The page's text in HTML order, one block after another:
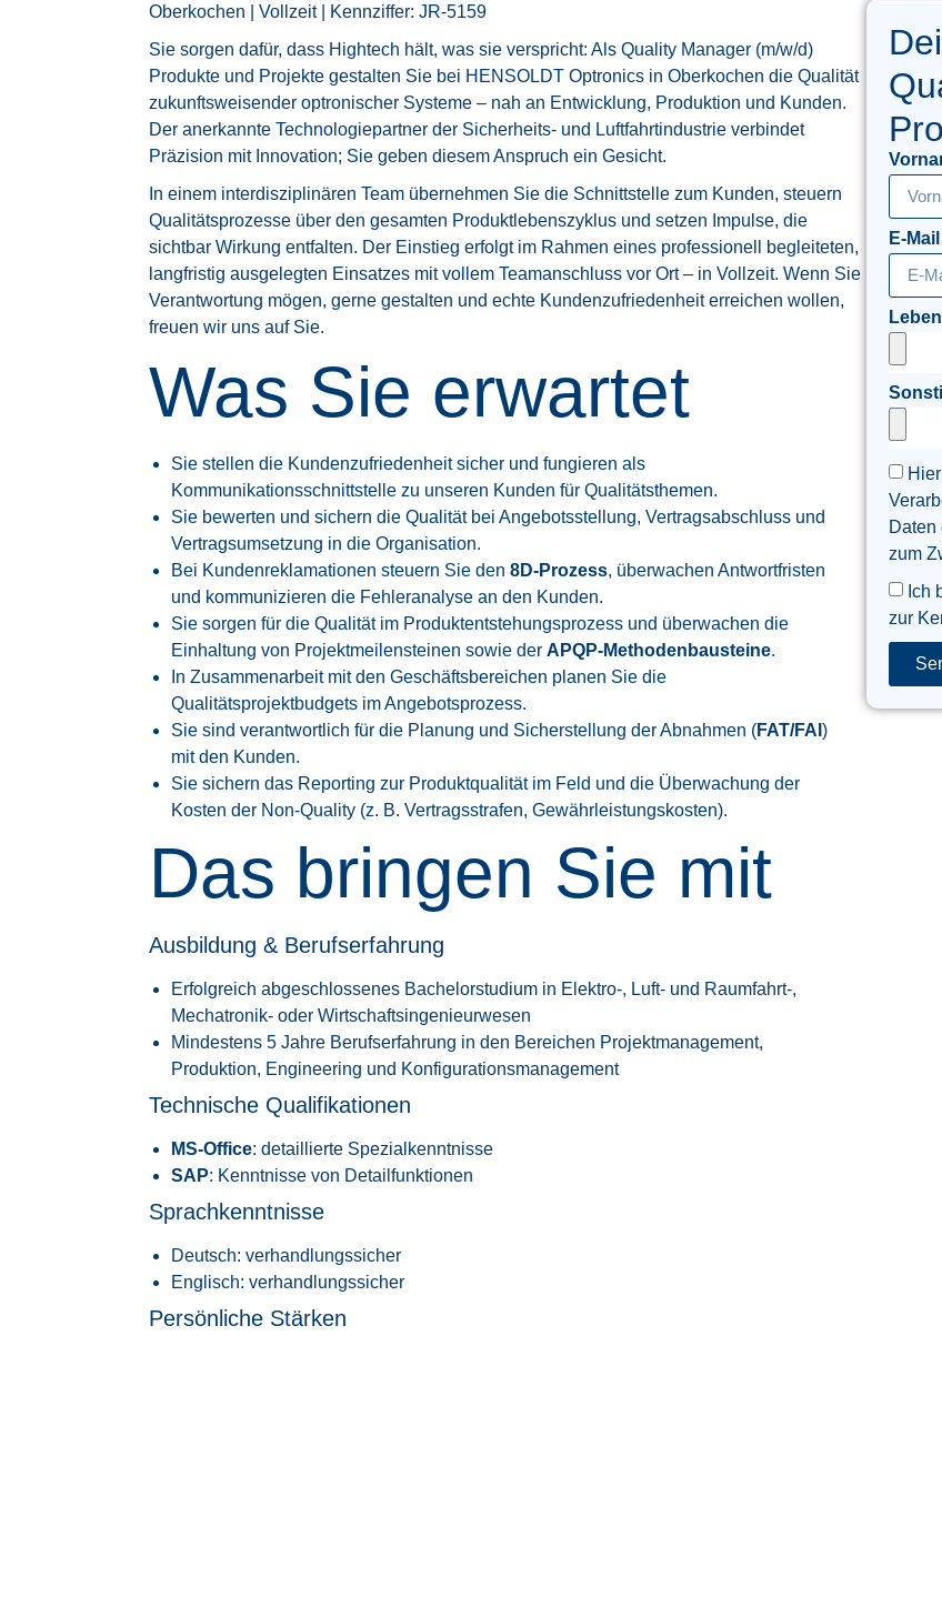
Oberkochen | Vollzeit | Kennziffer: JR-5159
Sie sorgen dafür, dass Hightech hält, was sie verspricht: Als Quality Manager (m/w/d)
Produkte und Projekte gestalten Sie bei HENSOLDT Optronics in Oberkochen die Qualität
zukunftsweisender optronischer Systeme – nah an Entwicklung, Produktion und Kunden.
Der anerkannte Technologiepartner der Sicherheits- und Luftfahrtindustrie verbindet
Präzision mit Innovation; Sie geben diesem Anspruch ein Gesicht.
In einem interdisziplinären Team übernehmen Sie die Schnittstelle zum Kunden, steuern
Qualitätsprozesse über den gesamten Produktlebenszyklus und setzen Impulse, die
sichtbar Wirkung entfalten. Der Einstieg erfolgt im Rahmen eines professionell begleiteten,
langfristig ausgelegten Einsatzes mit vollem Teamanschluss vor Ort – in Vollzeit. Wenn Sie
Verantwortung mögen, gerne gestalten und echte Kundenzufriedenheit erreichen wollen,
freuen wir uns auf Sie.
Was Sie erwartet
Sie stellen die Kundenzufriedenheit sicher und fungieren als
Kommunikationsschnittstelle zu unseren Kunden für Qualitätsthemen.
Sie bewerten und sichern die Qualität bei Angebotsstellung, Vertragsabschluss und
Vertragsumsetzung in die Organisation.
Bei Kundenreklamationen steuern Sie den8D-Prozess, überwachen Antwortfristen
und kommunizieren die Fehleranalyse an den Kunden.
Sie sorgen für die Qualität im Produktentstehungsprozess und überwachen die
Einhaltung von Projektmeilensteinen sowie derAPQP-Methodenbausteine.
In Zusammenarbeit mit den Geschäftsbereichen planen Sie die
Qualitätsprojektbudgets im Angebotsprozess.
Sie sind verantwortlich für die Planung und Sicherstellung der Abnahmen (FAT/FAI)
mit den Kunden.
Sie sichern das Reporting zur Produktqualität im Feld und die Überwachung der
Kosten der Non-Quality (z. B. Vertragsstrafen, Gewährleistungskosten).
Das bringen Sie mit
Ausbildung & Berufserfahrung
Erfolgreich abgeschlossenes Bachelorstudium in Elektro-, Luft- und Raumfahrt-,
Mechatronik- oder Wirtschaftsingenieurwesen
Mindestens 5 Jahre Berufserfahrung in den Bereichen Projektmanagement,
Produktion, Engineering und Konfigurationsmanagement
Technische Qualifikationen
MS-Office: detaillierte Spezialkenntnisse
SAP: Kenntnisse von Detailfunktionen
Sprachkenntnisse
Deutsch: verhandlungssicher
Englisch: verhandlungssicher
Persönliche Stärken
E-Mail
Daten
zum
Ich
zur